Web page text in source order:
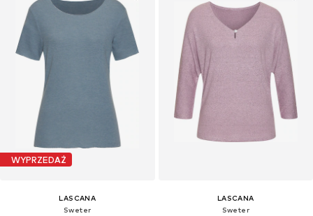
WYPRZEDAŻ
LASCANA
Sweter
LASCANA
Sweter